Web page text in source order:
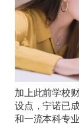
加上此前学校
设点，宁诺已
和一流本科专